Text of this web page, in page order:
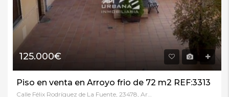
125.000€
Piso en venta en Arroyo frio de 72 m2 REF:3313
Calle Félix Rodríguez de La Fuente, 23478, Arroyo frio, Jaén